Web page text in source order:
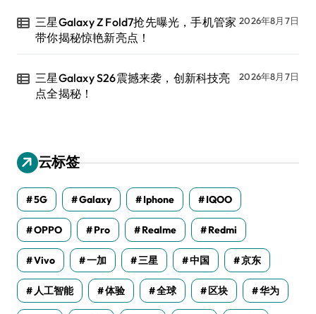
三星Galaxy Z Fold7抢先曝光，手机管家
带你揭秘惊艳新亮点！
2026年8月7日
三星Galaxy S26震撼来袭，创新科技亮
点全揭秘！
2026年8月7日
云标签
5G Galaxy Iphone IQOO
OPPO Pro Realme Redmi
Vivo 一加 三星 中国 京东
人工智能 体验 全球 区块 华为